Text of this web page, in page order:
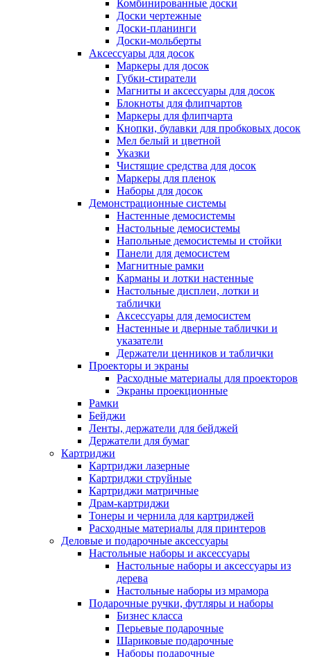
Комбинированные доски
Доски чертежные
Доски-планинги
Доски-мольберты
Аксессуары для досок
Маркеры для досок
Губки-стиратели
Магниты и аксессуары для досок
Блокноты для флипчартов
Маркеры для флипчарта
Кнопки, булавки для пробковых досок
Мел белый и цветной
Указки
Чистящие средства для досок
Маркеры для пленок
Наборы для досок
Демонстрационные системы
Настенные демосистемы
Настольные демосистемы
Напольные демосистемы и стойки
Панели для демосистем
Магнитные рамки
Карманы и лотки настенные
Настольные дисплеи, лотки и
таблички
Аксессуары для демосистем
Настенные и дверные таблички и
указатели
Держатели ценников и таблички
Проекторы и экраны
Расходные материалы для проекторов
Экраны проекционные
Рамки
Бейджи
Ленты, держатели для бейджей
Держатели для бумаг
Картриджи
Картриджи лазерные
Картриджи струйные
Картриджи матричные
Драм-картриджи
Тонеры и чернила для картриджей
Расходные материалы для принтеров
Деловые и подарочные аксессуары
Настольные наборы и аксессуары
Настольные наборы и аксессуары из
дерева
Настольные наборы из мрамора
Подарочные ручки, футляры и наборы
Бизнес класса
Перьевые подарочные
Шариковые подарочные
Наборы подарочные